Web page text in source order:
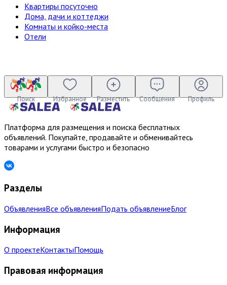
Квартиры посуточно
Дома, дачи и коттеджи
Комнаты и койко-места
Отели
Поиск Избранное Разместить Сообщения Профиль
Платформа для размещения и поиска бесплатных
объявлений. Покупайте, продавайте и обменивайтесь
товарами и услугами быстро и безопасно
Разделы
ОбъявленияВсе объявленияПодать объявлениеБлог
Информация
О проектеКонтактыПомощь
Правовая информация